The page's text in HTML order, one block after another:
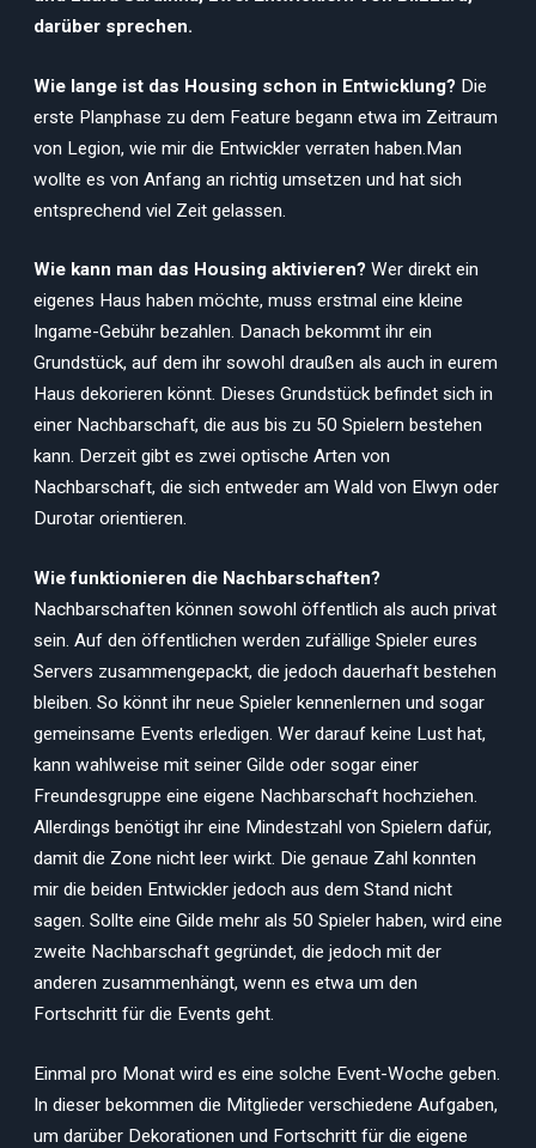
darüber sprechen.
Wie lange ist das Housing schon in Entwicklung? Die
erste Planphase zu dem Feature begann etwa im Zeitraum
von Legion, wie mir die Entwickler verraten haben.Man
wollte es von Anfang an richtig umsetzen und hat sich
entsprechend viel Zeit gelassen.
Wie kann man das Housing aktivieren? Wer direkt ein
eigenes Haus haben möchte, muss erstmal eine kleine
Ingame-Gebühr bezahlen. Danach bekommt ihr ein
Grundstück, auf dem ihr sowohl draußen als auch in eurem
Haus dekorieren könnt. Dieses Grundstück befindet sich in
einer Nachbarschaft, die aus bis zu 50 Spielern bestehen
kann. Derzeit gibt es zwei optische Arten von
Nachbarschaft, die sich entweder am Wald von Elwyn oder
Durotar orientieren.
Wie funktionieren die Nachbarschaften?
Nachbarschaften können sowohl öffentlich als auch privat
sein. Auf den öffentlichen werden zufällige Spieler eures
Servers zusammengepackt, die jedoch dauerhaft bestehen
bleiben. So könnt ihr neue Spieler kennenlernen und sogar
gemeinsame Events erledigen. Wer darauf keine Lust hat,
kann wahlweise mit seiner Gilde oder sogar einer
Freundesgruppe eine eigene Nachbarschaft hochziehen.
Allerdings benötigt ihr eine Mindestzahl von Spielern dafür,
damit die Zone nicht leer wirkt. Die genaue Zahl konnten
mir die beiden Entwickler jedoch aus dem Stand nicht
sagen. Sollte eine Gilde mehr als 50 Spieler haben, wird eine
zweite Nachbarschaft gegründet, die jedoch mit der
anderen zusammenhängt, wenn es etwa um den
Fortschritt für die Events geht.
Einmal pro Monat wird es eine solche Event-Woche geben.
In dieser bekommen die Mitglieder verschiedene Aufgaben,
um darüber Dekorationen und Fortschritt für die eigene